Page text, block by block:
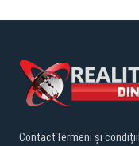
ContactTermeni și condiții